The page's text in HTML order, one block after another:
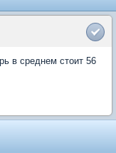
в среднем стоит 56